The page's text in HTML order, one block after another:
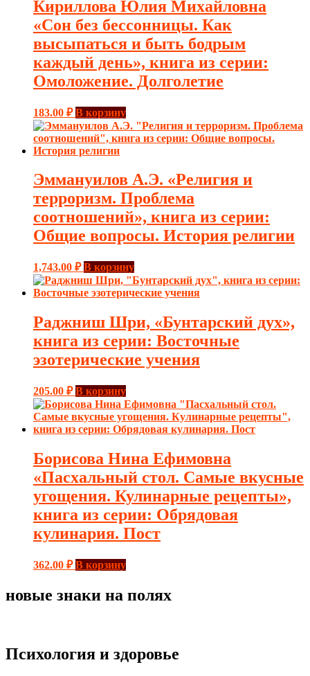
Кириллова Юлия Михайловна
«Сон без бессонницы. Как
высыпаться и быть бодрым
каждый день», книга из серии:
Омоложение. Долголетие
183.00 ₽ В корзину
Эммануилов А.Э. «Религия и
терроризм. Проблема
соотношений», книга из серии:
Общие вопросы. История религии
1,743.00 ₽ В корзину
Раджниш Шри, «Бунтарский дух»,
книга из серии: Восточные
эзотерические учения
205.00 ₽ В корзину
Борисова Нина Ефимовна
«Пасхальный стол. Самые вкусные
угощения. Кулинарные рецепты»,
книга из серии: Обрядовая
кулинария. Пост
362.00 ₽ В корзину
новые знаки на полях
Психология и здоровье